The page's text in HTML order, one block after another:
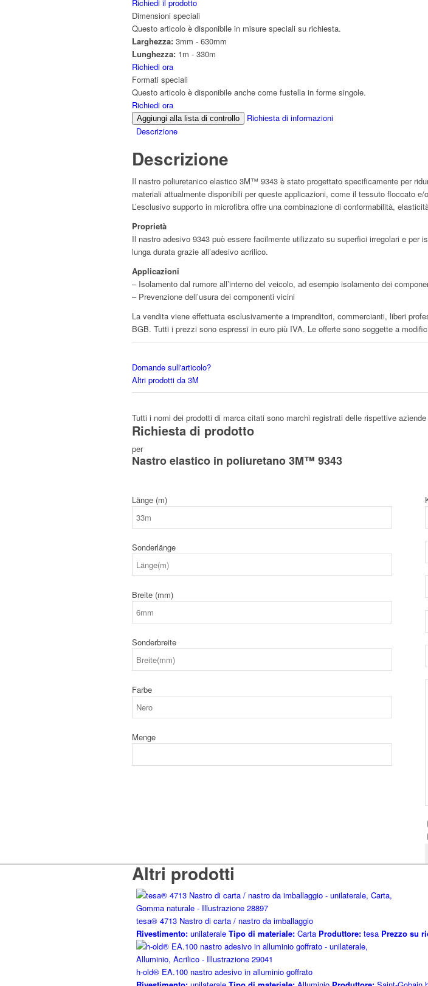
Richiedi il prodotto
Dimensioni speciali
Questo articolo è disponibile in misure speciali su richiesta.
Larghezza: 3mm - 630mm
Lunghezza: 1m - 330m
Richiedi ora
Formati speciali
Questo articolo è disponibile anche come fustella in forme singole.
Richiedi ora
Aggiungi alla lista di controllo
Richiesta di informazioni
Descrizione
Descrizione
Il nastro poliuretanico elastico 3M™ 9343 è stato progettato specificamente per
materiali attualmente disponibili per queste applicazioni, come il tessuto floccato
L’esclusivo supporto in microfibra offre una combinazione di conformabilità,
Proprietà
Il nastro adesivo 9343 può essere facilmente utilizzato su superfici irregolari e per
lunga durata grazie all’adesivo acrilico.
Applicazioni
– Isolamento dal rumore all’interno del veicolo, ad esempio isolamento dei
– Prevenzione dell’usura dei componenti vicini
La vendita viene effettuata esclusivamente a imprenditori, commercianti, liberi
BGB. Tutti i prezzi sono espressi in euro più IVA. Le offerte sono soggette a
Domande sull'articolo?
Altri prodotti da 3M
Tutti i nomi dei prodotti di marca citati sono marchi registrati delle rispettive
Richiesta di prodotto
per
Nastro elastico in poliuretano 3M™ 9343
Länge (m)
Sonderlänge
Breite (mm)
Sonderbreite
Farbe
Menge
Altri prodotti
tesa® 4713 Nastro di carta / nastro da imballaggio
Rivestimento: unilaterale Tipo di materiale: Carta Produttore: tesa Prezzo su
h-old® EA.100 nastro adesivo in alluminio goffrato